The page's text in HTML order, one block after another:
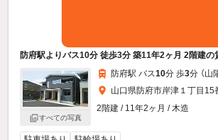
防府駅よりバス10分 徒歩3分 築11年2ヶ月 2階建の
すべての写真
防府駅 バス10分 歩3分 （山
山口県防府市岸津１丁目15
2階建 / 11年2ヶ月 / 木造